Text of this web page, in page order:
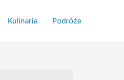
Kulinaria Podróże